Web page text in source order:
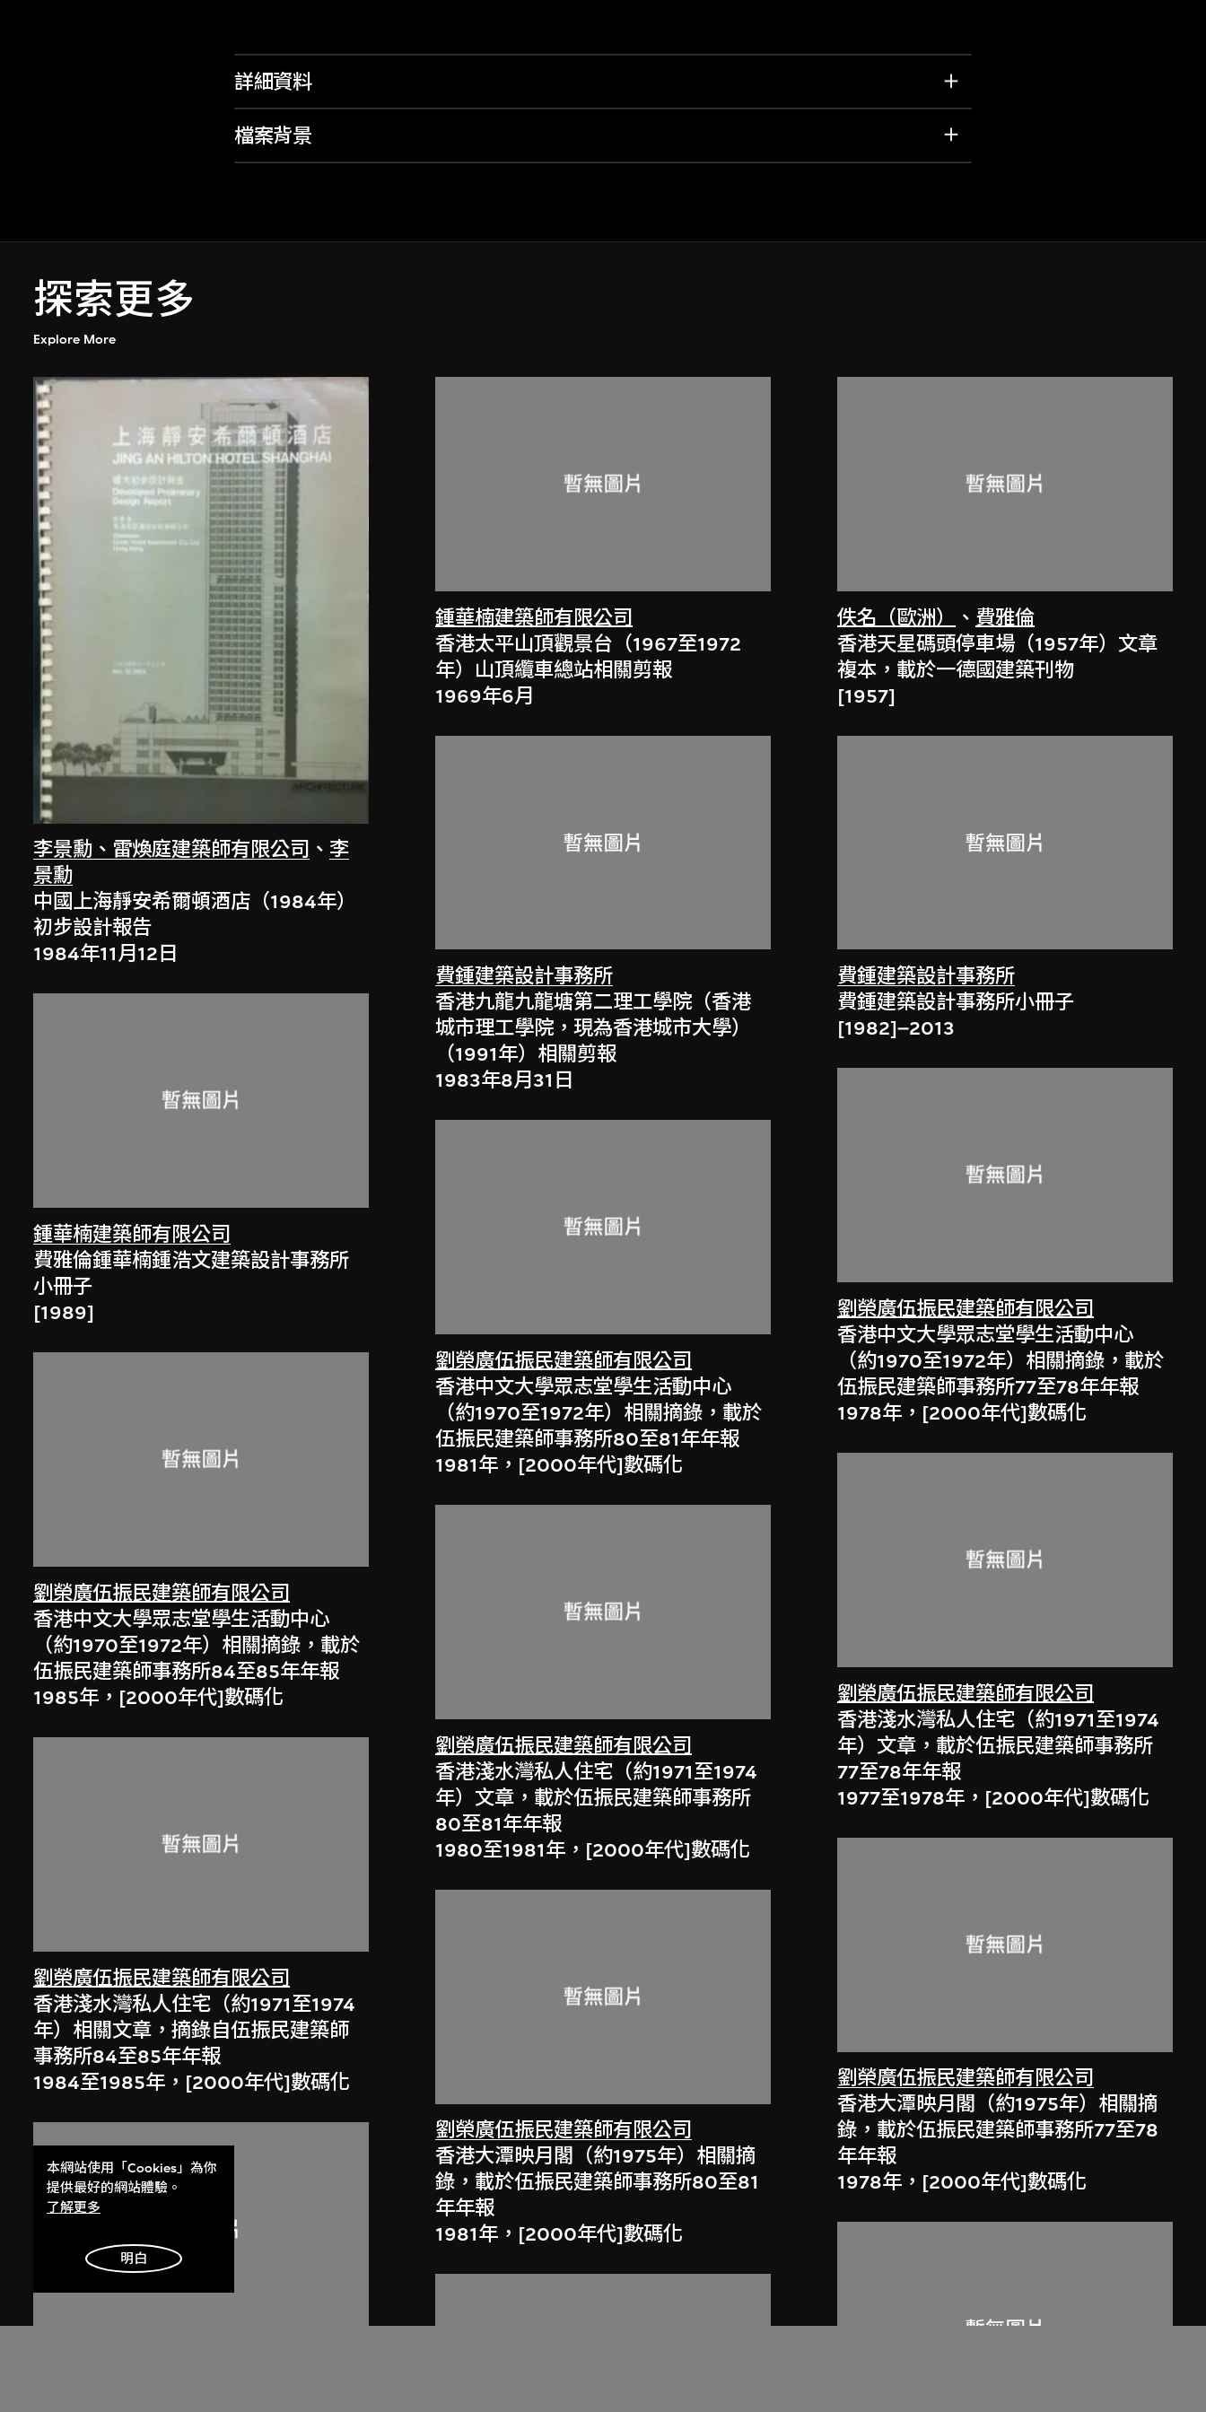
詳細資料
檔案背景
探索更多
Explore More
李景勳、雷煥庭建築師有限公司 、 李
景勳
中國上海靜安希爾頓酒店（1984年）
初步設計報告
1984年11月12日
鍾華楠建築師有限公司
費雅倫鍾華楠鍾浩文建築設計事務所
小冊子
[1989]
劉榮廣伍振民建築師有限公司
香港中文大學眾志堂學生活動中心
（約1970至1972年）相關摘錄，載於
伍振民建築師事務所84至85年年報
1985年，[2000年代]數碼化
劉榮廣伍振民建築師有限公司
香港淺水灣私人住宅（約1971至1974
年）相關文章，摘錄自伍振民建築師
事務所84至85年年報
1984至1985年，[2000年代]數碼化
鍾華楠建築師有限公司
香港太平山頂觀景台（1967至1972
年）山頂纜車總站相關剪報
1969年6月
費鍾建築設計事務所
香港九龍九龍塘第二理工學院（香港
城市理工學院，現為香港城市大學）
（1991年）相關剪報
1983年8月31日
劉榮廣伍振民建築師有限公司
香港中文大學眾志堂學生活動中心
（約1970至1972年）相關摘錄，載於
伍振民建築師事務所80至81年年報
1981年，[2000年代]數碼化
劉榮廣伍振民建築師有限公司
香港淺水灣私人住宅（約1971至1974
年）文章，載於伍振民建築師事務所
80至81年年報
1980至1981年，[2000年代]數碼化
劉榮廣伍振民建築師有限公司
香港大潭映月閣（約1975年）相關摘
錄，載於伍振民建築師事務所80至81
年年報
1981年，[2000年代]數碼化
佚名（歐洲） 、 費雅倫
香港天星碼頭停車場（1957年）文章
複本，載於一德國建築刊物
[1957]
費鍾建築設計事務所
費鍾建築設計事務所小冊子
[1982]–2013
劉榮廣伍振民建築師有限公司
香港中文大學眾志堂學生活動中心
（約1970至1972年）相關摘錄，載於
伍振民建築師事務所77至78年年報
1978年，[2000年代]數碼化
劉榮廣伍振民建築師有限公司
香港淺水灣私人住宅（約1971至1974
年）文章，載於伍振民建築師事務所
77至78年年報
1977至1978年，[2000年代]數碼化
劉榮廣伍振民建築師有限公司
香港大潭映月閣（約1975年）相關摘
錄，載於伍振民建築師事務所77至78
年年報
1978年，[2000年代]數碼化
本網站使用「Cookies」為你
提供最好的網站體驗。
了解更多
明白